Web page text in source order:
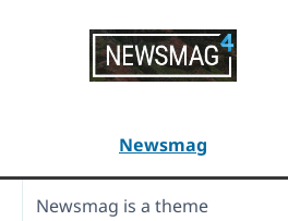
Newsmag
Newsmag is a theme